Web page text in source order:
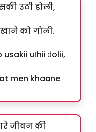
उठी डोली,
खाने को गोली.
usakii uṭhii ḍolii,
men khaane
जीवन की